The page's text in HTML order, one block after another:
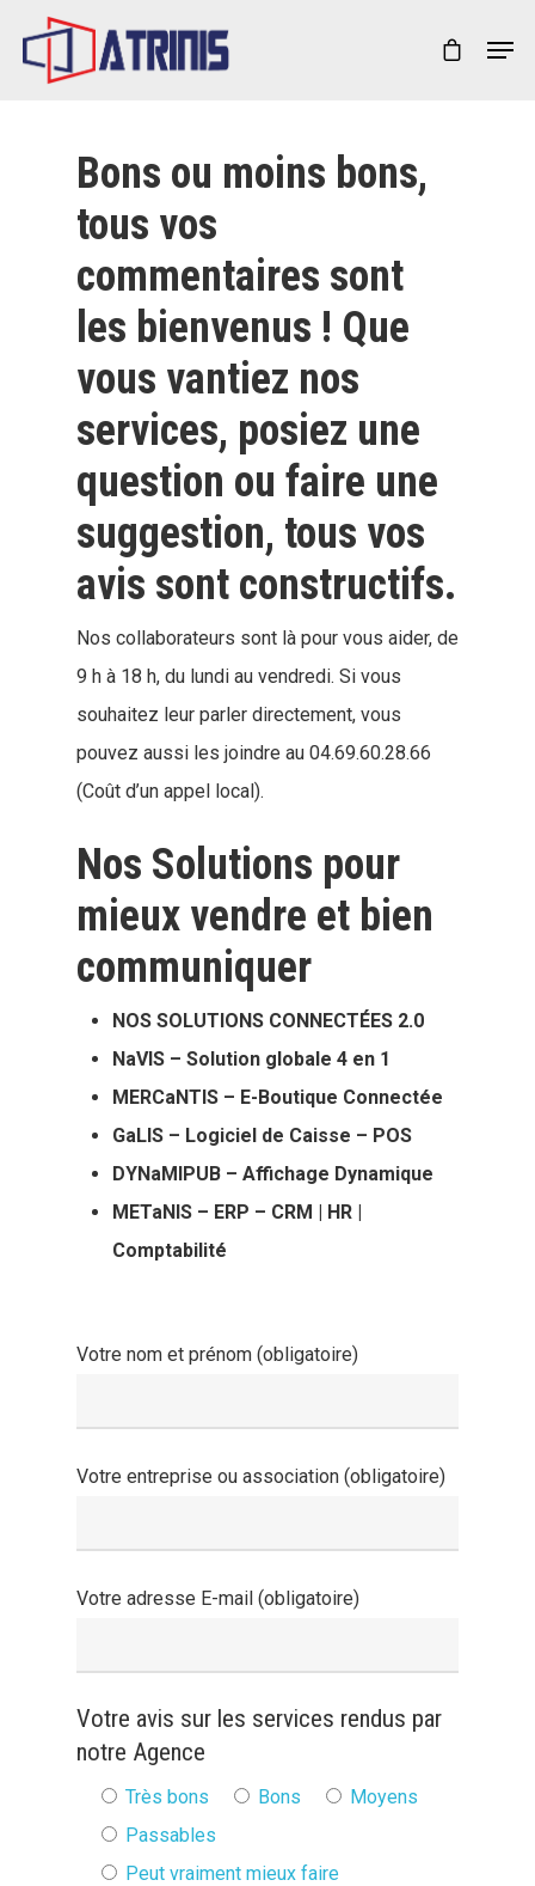
recherche ou Échap pour fermer
Bons ou moins bons,
tous vos
commentaires sont
les bienvenus ! Que
vous vantiez nos
services, posiez une
question ou faire une
suggestion, tous vos
avis sont constructifs.
Nos collaborateurs sont là pour vous aider, de
9 h à 18 h, du lundi au vendredi. Si vous
souhaitez leur parler directement, vous
pouvez aussi les joindre au 04.69.60.28.66
(Coût d’un appel local).
Nos Solutions pour
mieux vendre et bien
communiquer
NOS SOLUTIONS CONNECTÉES 2.0
NaVIS – Solution globale 4 en 1
MERCaNTIS – E-Boutique Connectée
GaLIS – Logiciel de Caisse – POS
DYNaMIPUB – Affichage Dynamique
METaNIS – ERP – CRM | HR |
Comptabilité
Votre nom et prénom (obligatoire)
Votre entreprise ou association (obligatoire)
Votre adresse E-mail (obligatoire)
Votre avis sur les services rendus par
notre Agence
Très bons Bons
Moyens
Passables
Peut vraiment mieux faire